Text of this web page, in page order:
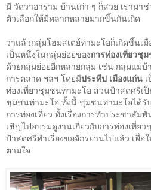
มี วัดวาอาราม บ้านเก่า ๆ ก็สวย เรามา
ตัวเลือกให้มีหลากหลายมากขึ้นกันเถิด
ว่าแล้วกลุ่มโฮมสเตย์ท่ามะโอก็เกิดขึ้นเ
เป็นหนึ่งในกลุ่มย่อยของการท่องเที่ยวชุ
ด้วยกลุ่มย่อยอีกหลายกลุ่ม เช่น กลุ่มแม่
การตลาด ฯลฯ โดยมีประทีป เมืองแก่น
ท่องเที่ยวชุมชนท่ามะโอ ส่วนป้าสดศรีเ
ชุมชนท่ามะโอ ทั้งนี้ ชุมชนท่ามะโอได้
การท่องเที่ยว ทั้งเรื่องการทำประชาสัม
เชิญไปอบรมดูงานเกี่ยวกับการท่องเที่
ป้าสดศรีทำเรื่องขอจักรยานไปแล้ว เพื่อ
ตามใจ